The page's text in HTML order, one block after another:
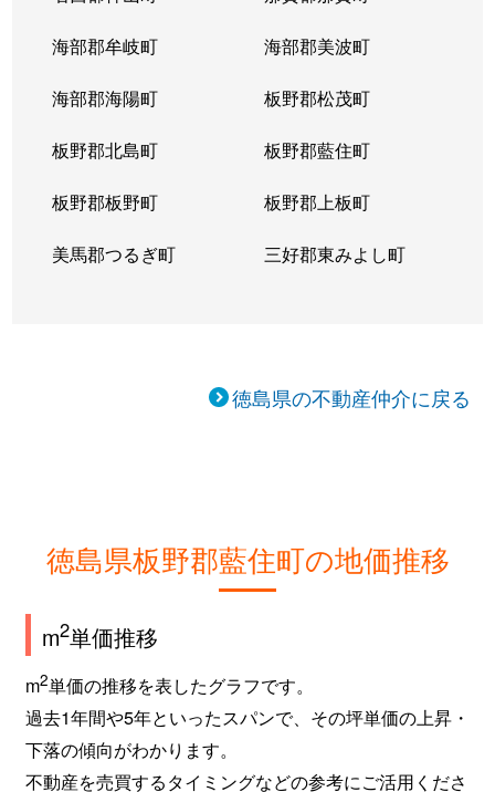
海部郡牟岐町 海部郡美波町
海部郡海陽町 板野郡松茂町
板野郡北島町 板野郡藍住町
板野郡板野町 板野郡上板町
美馬郡つるぎ町 三好郡東みよし町
徳島県の不動産仲介に戻る
徳島県板野郡藍住町の地価推移
m2単価推移
m2単価の推移を表したグラフです。
過去1年間や5年といったスパンで、その坪単価の上昇・
下落の傾向がわかります。
不動産を売買するタイミングなどの参考にご活用くださ